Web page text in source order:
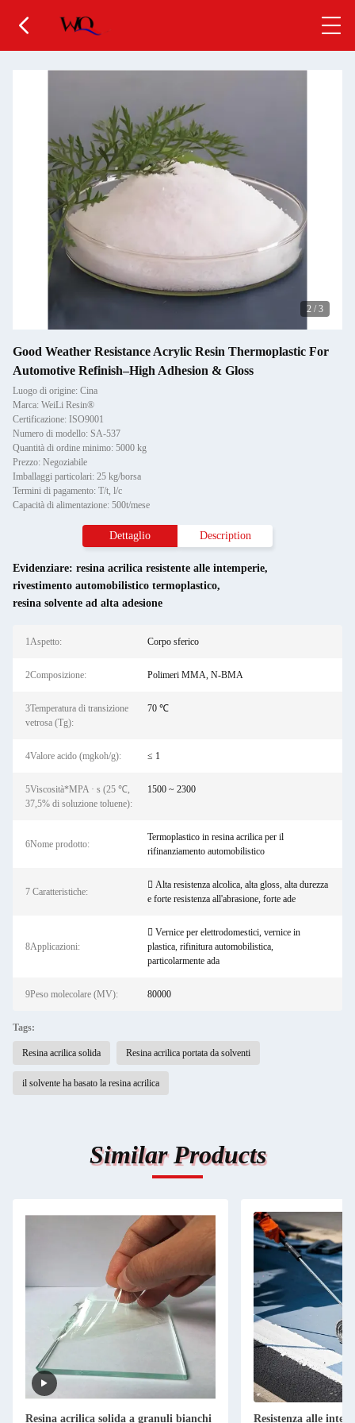
2 / 3
Good Weather Resistance Acrylic Resin Thermoplastic For
Automotive Refinish–High Adhesion & Gloss
Luogo di origine: Cina
Marca: WeiLi Resin®
Certificazione: ISO9001
Numero di modello: SA-537
Quantità di ordine minimo: 5000 kg
Prezzo: Negoziabile
Imballaggi particolari: 25 kg/borsa
Termini di pagamento: T/t, l/c
Capacità di alimentazione: 500t/mese
Dettaglio Description
Evidenziare: resina acrilica resistente alle intemperie,
rivestimento automobilistico termoplastico,
resina solvente ad alta adesione
1Aspetto: Corpo sferico
2Composizione: Polimeri MMA, N-BMA
3Temperatura di transizione
vetrosa (Tg):
70 ℃
4Valore acido (mgkoh/g): ≤ 1
5Viscosità*MPA · s (25 ℃,
37,5% di soluzione toluene):
1500 ~ 2300
6Nome prodotto:
Termoplastico in resina acrilica per il
rifinanziamento automobilistico
7‌ Caratteristiche:
 Alta resistenza alcolica, alta gloss, alta durezza
e forte resistenza all'abrasione, forte ade
8Applicazioni‌:
 Vernice per elettrodomestici, vernice in
plastica, rifinitura automobilistica,
particolarmente ada
9Peso molecolare (MV): 80000
Tags:
Resina acrilica solida Resina acrilica portata da solventi
il solvente ha basato la resina acrilica
Similar Products
Resina acrilica solida a granuli bianchi
Resistenza alle